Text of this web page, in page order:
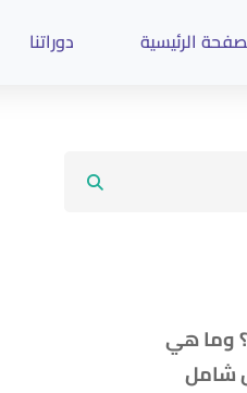
الرئيسية دوراتنا
وما هي
شامل